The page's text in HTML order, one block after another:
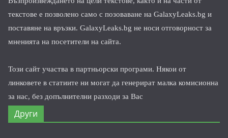
текстове е позволено само с позоваване на GalaxyLeaks.bg и
поставяне на връзки. GalaxyLeaks.bg не носи отговорност за
мненията на посетители на сайта.
Този сайт участва в партньорски програми. Някои от
линковете в статиите ни могат да генерират малка комисионна
за нас, без допълнителни разходи за Вас
Други